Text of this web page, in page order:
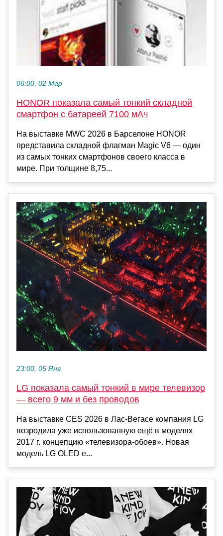
06:00, 02 Мар
HONOR показала самый тонкий складной
смартфон с батареей 7100 мАч
На выставке MWC 2026 в Барселоне HONOR
представила складной флагман Magic V6 — один
из самых тонких смартфонов своего класса в
мире. При толщине 8,75...
23:00, 05 Янв
LG показала самый тонкий в мире телевизор
— всего 9 мм и без проводов
На выставке CES 2026 в Лас-Вегасе компания LG
возродила уже использованную ещё в моделях
2017 г. концепцию «телевизора-обоев». Новая
модель LG OLED e...